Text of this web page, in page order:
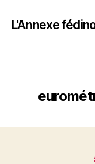
L'Annexe